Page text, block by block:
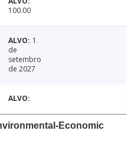
100.00
1
de
setembro
de 2027
Economic